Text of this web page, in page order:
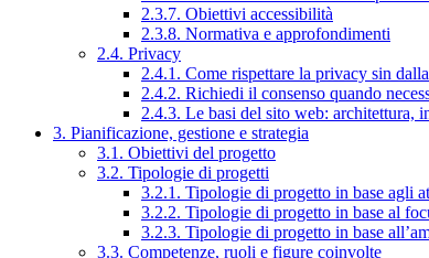
2.3.7. Obiettivi accessibilità
2.3.8. Normativa e approfondimenti
2.4. Privacy
2.4.1. Come rispettare la privacy sin
2.4.2. Richiedi il consenso quando
2.4.3. Le basi del sito web: architettura,
3. Pianificazione, gestione e strategia
3.1. Obiettivi del progetto
3.2. Tipologie di progetti
3.2.1. Tipologie di progetto in base agli
3.2.2. Tipologie di progetto in base al
3.2.3. Tipologie di progetto in base
3.3. Competenze, ruoli e figure coinvolte